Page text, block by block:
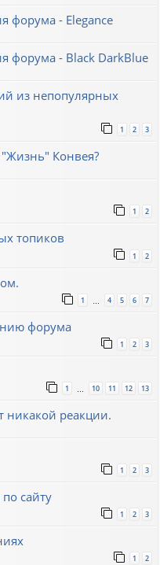
форума - Elegance
форума - Black DarkBlue
из непопулярных
1 2 3
Конвея?
1 2
топиков
1 2
1 4 5 6 7
форума
1 2 3
1 10 11 12 13
никакой реакции.
1 2 3
сайту
1 2 3
1 2